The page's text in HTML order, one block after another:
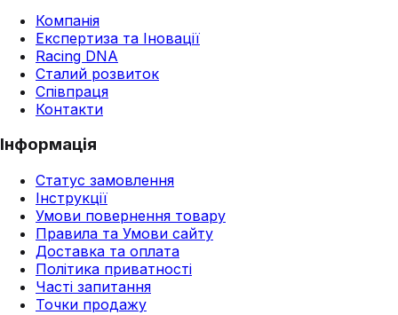
Компанія
Експертиза та Іновації
Racing DNA
Сталий розвиток
Співпраця
Контакти
Інформація
Статус замовлення
Інструкції
Умови повернення товару
Правила та Умови сайту
Доставка та оплата
Політика приватності
Часті запитання
Точки продажу